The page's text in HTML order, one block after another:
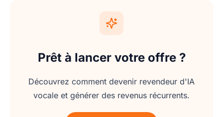
Prêt à lancer votre offre ?
Découvrez comment devenir revendeur d'IA
vocale et générer des revenus récurrents.